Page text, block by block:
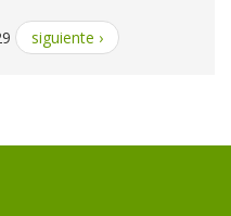
siguiente ›